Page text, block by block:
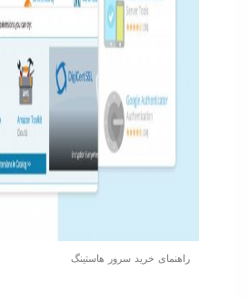
راهنمای خرید سرور هاستینگ